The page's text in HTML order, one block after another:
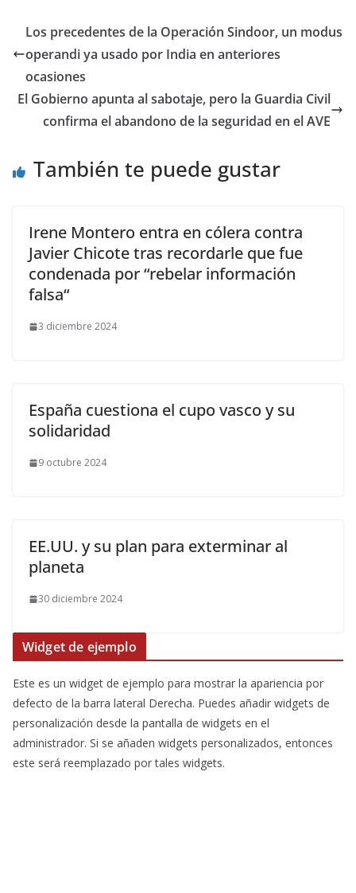
Los precedentes de la Operación Sindoor, un modus
operandi ya usado por India en anteriores
ocasiones
El Gobierno apunta al sabotaje, pero la Guardia Civil
confirma el abandono de la seguridad en el AVE
También te puede gustar
Irene Montero entra en cólera contra
Javier Chicote tras recordarle que fue
condenada por “rebelar información
falsa“
3 diciembre 2024
España cuestiona el cupo vasco y su
solidaridad
9 octubre 2024
EE.UU. y su plan para exterminar al
planeta
30 diciembre 2024
Widget de ejemplo
Este es un widget de ejemplo para mostrar la apariencia por
defecto de la barra lateral Derecha. Puedes añadir widgets de
personalización desde la pantalla de widgets en el
administrador. Si se añaden widgets personalizados, entonces
este será reemplazado por tales widgets.